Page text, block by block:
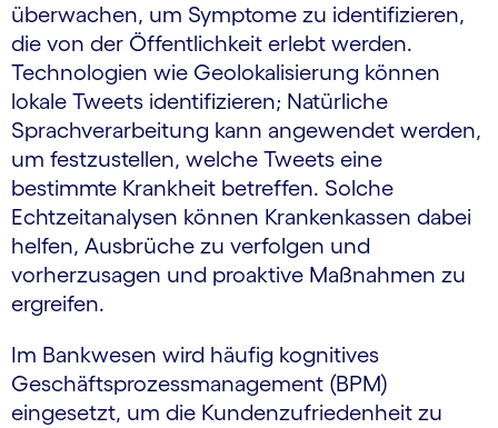
überwachen, um Symptome zu identifizieren,
die von der Öffentlichkeit erlebt werden.
Technologien wie Geolokalisierung können
lokale Tweets identifizieren; Natürliche
Sprachverarbeitung kann angewendet werden,
um festzustellen, welche Tweets eine
bestimmte Krankheit betreffen. Solche
Echtzeitanalysen können Krankenkassen dabei
helfen, Ausbrüche zu verfolgen und
vorherzusagen und proaktive Maßnahmen zu
ergreifen.
Im Bankwesen wird häufig kognitives
Geschäftsprozessmanagement (BPM)
eingesetzt, um die Kundenzufriedenheit zu